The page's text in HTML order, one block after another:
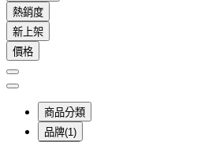
熱銷度
新上架
價格
商品分類
品牌(1)